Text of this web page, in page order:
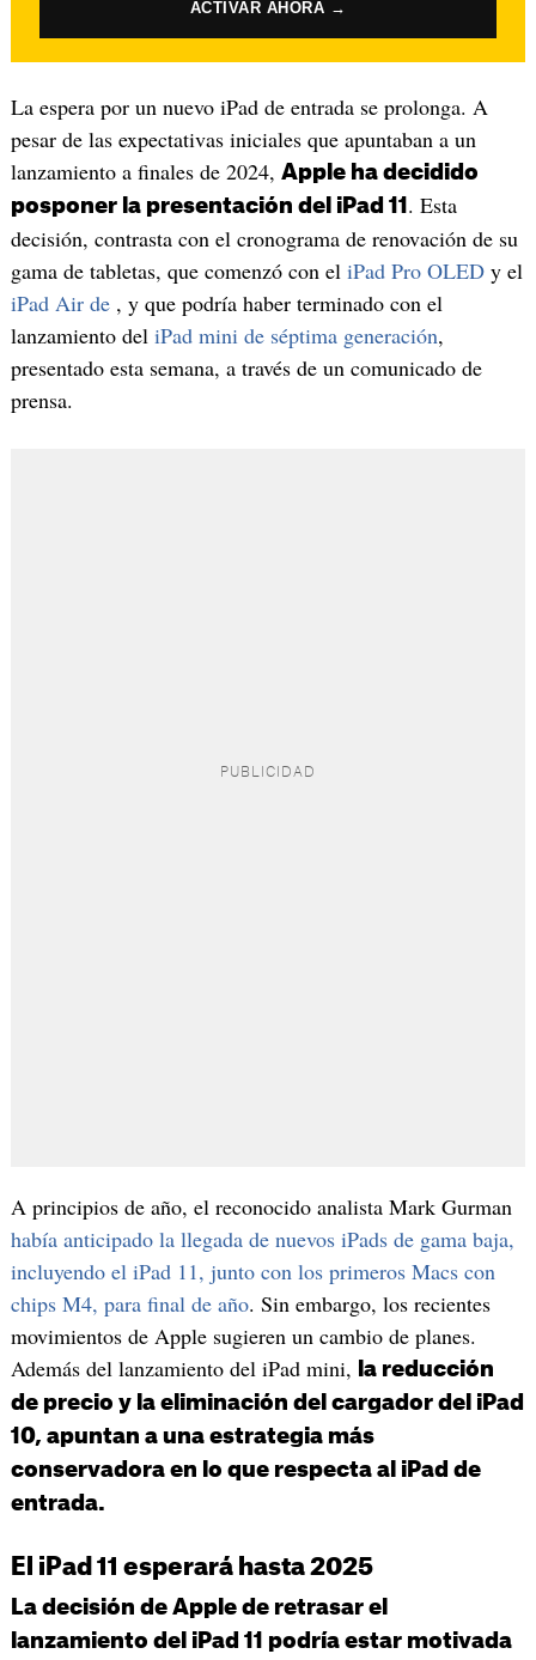
ACTIVAR AHORA →
La espera por un nuevo iPad de entrada se prolonga. A
pesar de las expectativas iniciales que apuntaban a un
lanzamiento a finales de 2024, Apple ha decidido
posponer la presentación del iPad 11 . Esta
decisión, contrasta con el cronograma de renovación de su
gama de tabletas, que comenzó con el iPad Pro OLEDy el
iPad Air de , y que podría haber terminado con el
lanzamiento del iPad mini de séptima generación,
presentado esta semana, a través de un comunicado de
prensa.
A principios de año, el reconocido analista Mark Gurman
había anticipado la llegada de nuevos iPads de gama baja,
incluyendo el iPad 11, junto con los primeros Macs con
chips M4, para final de año. Sin embargo, los recientes
movimientos de Apple sugieren un cambio de planes.
Además del lanzamiento del iPad mini,
la reducción
de precio y la eliminación del cargador del iPad
10, apuntan a una estrategia más
conservadora en lo que respecta al iPad de
entrada.
El iPad 11 esperará hasta 2025
La decisión de Apple de retrasar el
lanzamiento del iPad 11 podría estar motivada